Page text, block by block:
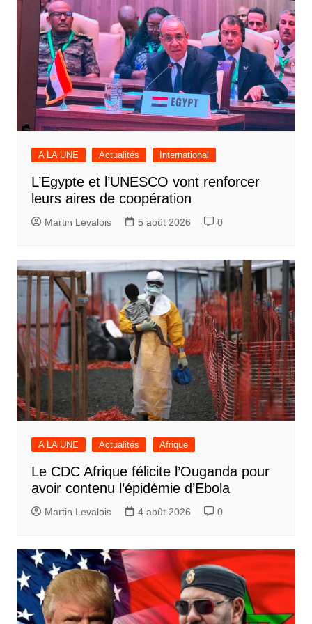
A LA UNE Actualités International
L’Egypte et l’UNESCO vont renforcer
leurs aires de coopération
Martin Levalois 5 août 2026 0
A LA UNE Actualités Afrique
Le CDC Afrique félicite l’Ouganda pour
avoir contenu l’épidémie d’Ebola
Martin Levalois 4 août 2026 0